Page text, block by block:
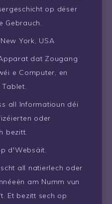
op dëser
Gebrauch.
York, USA
dat Zougang
e Computer, en
all Informatioun déi
oder
bezitt.
d'Websäit.
all natierlech oder
am Numm vun
Et bezitt sech op